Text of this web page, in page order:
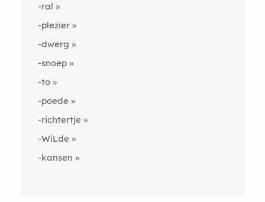
-ral
-plezier
-dwerg
-snoep
-to
-poede
-richtertje
-WiLde
-kansen